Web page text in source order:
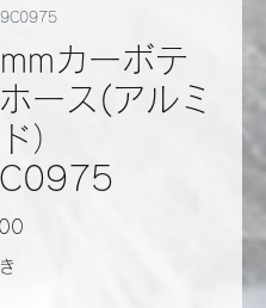
カーボテ
ース(アルミ
）